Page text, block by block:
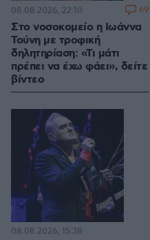
Στο νοσοκομείο η Ιωάννα
Τούνη με τροφική
δηλητηρίαση: «Τι μάτι
πρέπει να έχω φάει», δείτε
βίντεο
08.08.2026, 22:10 69
08.08.2026, 15:38